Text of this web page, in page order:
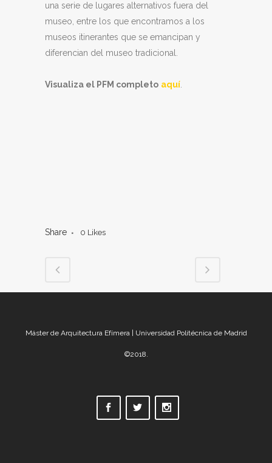
una serie de lugares alternativos fuera del
museo, entre los que encontramos a los
museos itinerantes que se emancipan y
diferencian del museo tradicional.
Visualiza el PFM completo aquí
Share 0 Likes
Máster de Arquitectura Efímera | Universidad Politécnica de Madrid
©2018.